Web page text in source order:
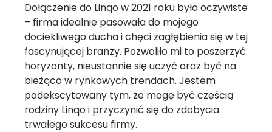
Dołączenie do Linqo w 2021 roku było oczywiste
– firma idealnie pasowała do mojego
dociekliwego ducha i chęci zagłębienia się w tej
fascynującej branży. Pozwoliło mi to poszerzyć
horyzonty, nieustannie się uczyć oraz być na
bieżąco w rynkowych trendach. Jestem
podekscytowany tym, że mogę być częścią
rodziny Linqo i przyczynić się do zdobycia
trwałego sukcesu firmy.